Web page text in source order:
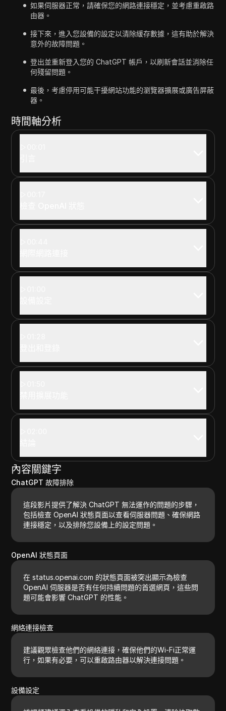
如果伺服器正常，請確保您的網路連接穩定，並考慮重啟路
由器。
接下來，進入您設備的設定以清除緩存數據，這有助於解決
意外的故障問題。
登出並重新登入您的 ChatGPT 帳戶，以刷新會話並消除任
何殘留問題。
最後，考慮停用可能干擾網站功能的瀏覽器擴展或廣告屏蔽
器。
時間軸分析
內容關鍵字
ChatGPT 故障排除
這段影片提供了解決 ChatGPT 無法運作的問題的步驟，
包括檢查 OpenAI 狀態頁面以查看伺服器問題、確保網路
連接穩定，以及排除您設備上的設定問題。
OpenAI 狀態頁面
在 status.openai.com 的狀態頁面被突出顯示為檢查
OpenAI 伺服器是否有任何持續問題的首選網頁，這些問
題可能會影響 ChatGPT 的性能。
網絡連接檢查
建議觀眾檢查他們的網絡連接，確保他們的Wi-Fi正常運
行，如果有必要，可以重啟路由器以解決連接問題。
設備設定